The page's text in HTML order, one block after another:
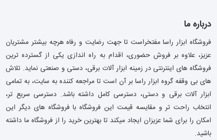
درباره ما
فروشگاه ابزار راسا مفتخراست تا جهت رضایت و رفاه هرچه بیشتر مشتریان
عزیز، علاوه بر فروش حضوری، اقدام به راه اندازی یکی از گسترده ترین
فروشگاه های اینترنتی در زمینه ابزار آلات برقی، دستی و صنعتی نماید. تلاش
های بی وقفه گروه ابزار راسا بر آن است تا مراجعه کننده به سایت، به تمامی
ابزار آلات برقی و دستی، دسترسی کامل داشته باشد. دسترسی سریع تر،
انتخاب راحت تر و مقایسه قیمت این فروشگاه با فروشگاه های دیگر این
امکان را برای شما عزیزان ایجاد میکند تا بهترین خرید را از فروشگاه ما داشته
باشید.